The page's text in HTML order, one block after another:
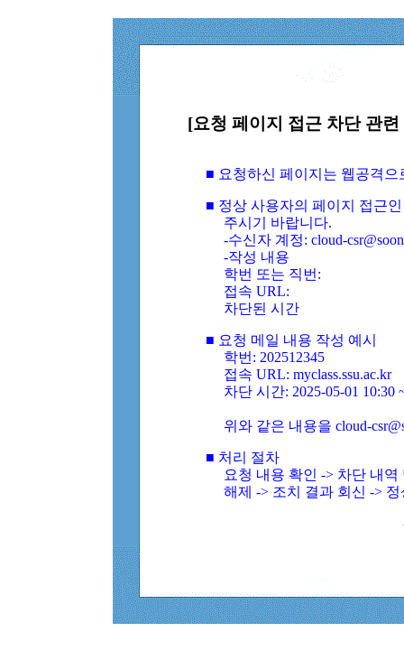
[요청 페이지 접근 차단 관
■ 요청하신 페이지는 웹공격
■ 정상 사용자의 페이지 접근
주시기 바랍니다.
-수신자 계정: cloud-
-작성 내용
학번 또는 직번:
접속 URL:
차단된 시간
■ 요청 메일 내용 작성 예시
학번: 202512345
접속 URL: myclass.ssu.ac.kr
차단 시간: 2025-05-01 10:30
위와 같은 내용을 cloud-
■ 처리 절차
요청 내용 확인 -> 차단 내
해제 -> 조치 결과 회신 ->